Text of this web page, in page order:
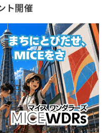
ト開催